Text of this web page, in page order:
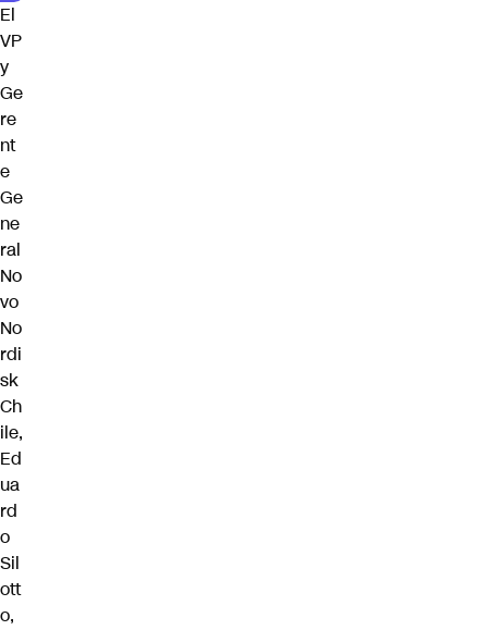
El
VP
y
Ge
re
nt
e
Ge
ne
ral
No
vo
No
rdi
sk
Ch
ile,
Ed
ua
rd
o
Sil
ott
o,